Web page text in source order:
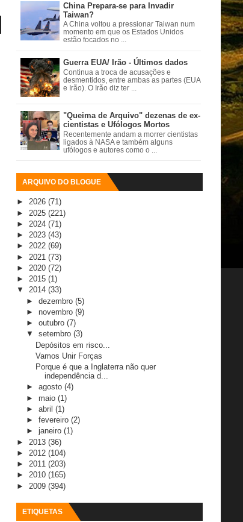
China Prepara-se para Invadir
Taiwan?
A China voltou a pressionar Taiwan num
momento em que os Estados Unidos
estão focados no ...
Guerra EUA/ Irão - Últimos dados
Continua a troca de acusações e
desmentidos, entre ambas as partes (EUA
e Irão). O Irão diz ter ...
"Queima de Arquivo" dezenas de ex-
cientistas e Ufólogos Mortos
Recentemente andam a morrer cientistas
ligados à NASA e também alguns
ufólogos e autores como o ...
ARQUIVO DO BLOGUE
► 2026 (71)
► 2025 (221)
► 2024 (71)
► 2023 (43)
► 2022 (69)
► 2021 (73)
► 2020 (72)
► 2015 (1)
▼ 2014 (33)
► dezembro (5)
► novembro (9)
► outubro (7)
▼ setembro (3)
Depósitos em risco...
Vamos Unir Forças
Porque é que a Inglaterra não quer
independência d...
► agosto (4)
► maio (1)
► abril (1)
► fevereiro (2)
► janeiro (1)
► 2013 (36)
► 2012 (104)
► 2011 (203)
► 2010 (165)
► 2009 (394)
ETIQUETAS